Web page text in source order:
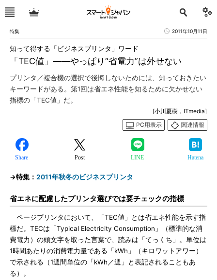
特集 2011年10月11日
「TEC値」――やっぱり“省電力”は外せない
知って得する「ビジネスプリンタ」ワード
プリンタ／複合機の選択で後悔しないためには、知っておきたい
キーワードがある。第1回は省エネ性能を知るために欠かせない
指標の「TEC値」だ。
[小川夏樹，ITmedia]
PC用表示
関連情報
Share Post LINE Hatena
→特集： 2011年秋冬のビジネスプリンタ
省エネに配慮したプリンタ選びでは要チェックの指標
ページプリンタにおいて、「TEC値」とは省エネ性能を示す指
標だ。TECは「Typical Electricity Consumption」（標準的な消
費電力）の頭文字を取った言葉で、読みは「てっくち」。単位は
1時間あたりの消費電力量である「kWh」（キロワットアワー）
で示される（1週間単位の「kWh／週」と表記されることもあ
る）。